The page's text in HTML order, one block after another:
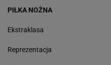
PIŁKA NOŻNA
Ekstraklasa
Reprezentacja